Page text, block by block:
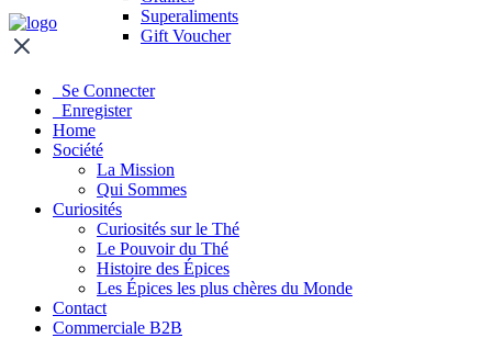
Superaliments
Gift Voucher
Se Connecter
Enregister
Home
Société
La Mission
Qui Sommes
Curiosités
Curiosités sur le Thé
Le Pouvoir du Thé
Histoire des Épices
Les Épices les plus chères du Monde
Contact
Commerciale B2B